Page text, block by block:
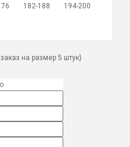
182-188 194-200
на размер 5 штук)